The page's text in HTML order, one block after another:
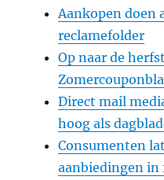
Aankopen doen
reclamefolder
Op naar de
Direct mail
hoog als
Consumenten
aanbiedingen in